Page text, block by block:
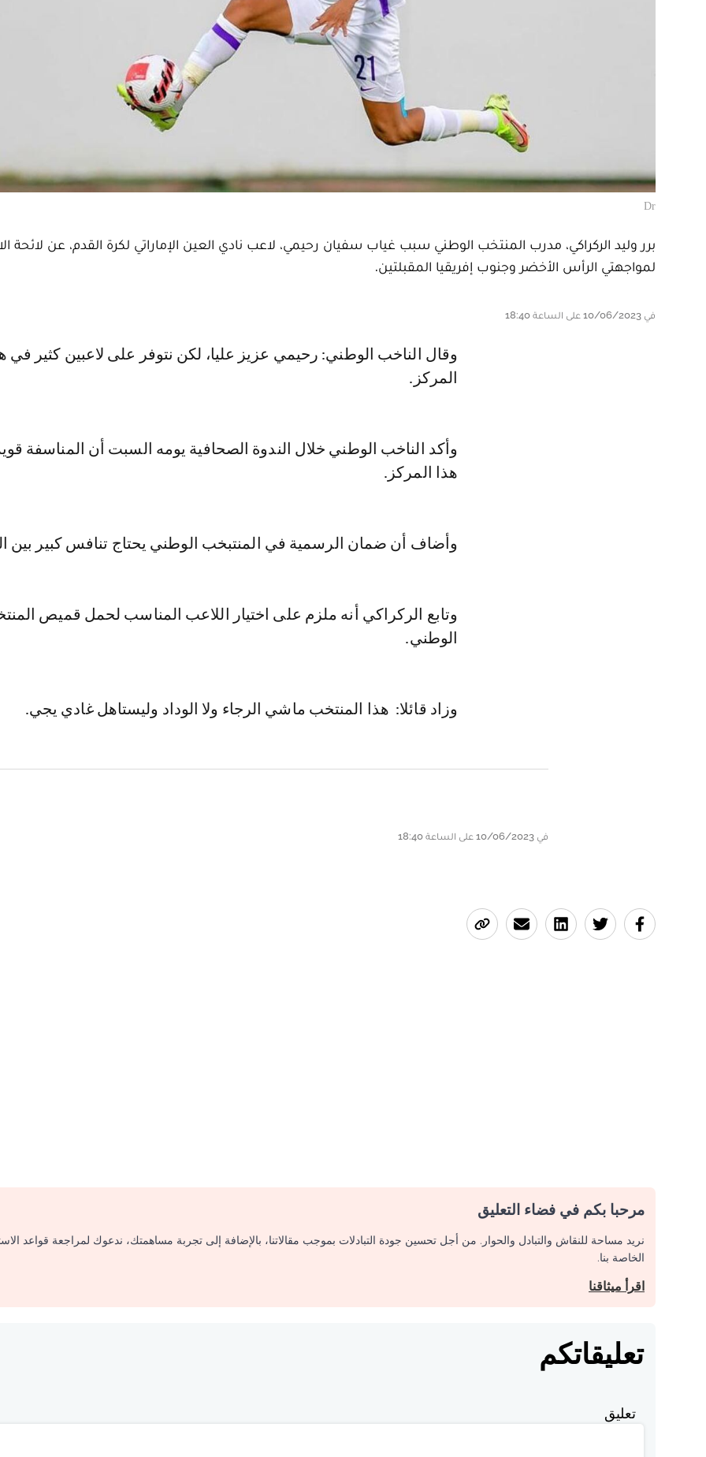
Dr
برر وليد الركراكي، مدرب المنتخب الوطني سبب غياب سفيان رحيمي، لاعب نادي العين الإماراتي لكرة القدم، عن لائحة
لمواجهتي الرأس الأخضر وجنوب إفريقيا المقبلتين.
في 10/06/2023 على الساعة 18:40
وقال الناخب الوطني: رحيمي عزيز عليا، لكن نتوفر على لاعبين كثير في هذا
المركز.
وأكد الناخب الوطني خلال الندوة الصحافية يومه السبت أن المناسفة
هذا المركز.
وأضاف أن ضمان الرسمية في المنتبخب الوطني يحتاج تنافس كبير بين
وتابع الركراكي أنه ملزم على اختيار اللاعب المناسب لحمل قميص
الوطني.
وزاد قائلا: هذا المنتخب ماشي الرجاء ولا الوداد وليستاهل غادي يجي.
في 10/06/2023 على الساعة 18:40
مرحبا بكم في فضاء التعليق
نريد مساحة للنقاش والتبادل والحوار. من أجل تحسين جودة التبادلات بموجب مقالاتنا، بالإضافة إلى تجربة مساهمتك، ندعوك لمراجعة قواعد
الخاصة بنا.
اقرأ ميثاقنا
تعليقاتكم
تعليق